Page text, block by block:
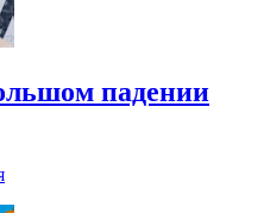
падении